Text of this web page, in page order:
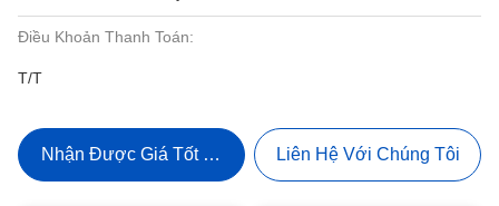
Điều Khoản Thanh Toán:
T/T
Nhận Được Giá Tốt Nhất Liên Hệ Với Chúng Tôi